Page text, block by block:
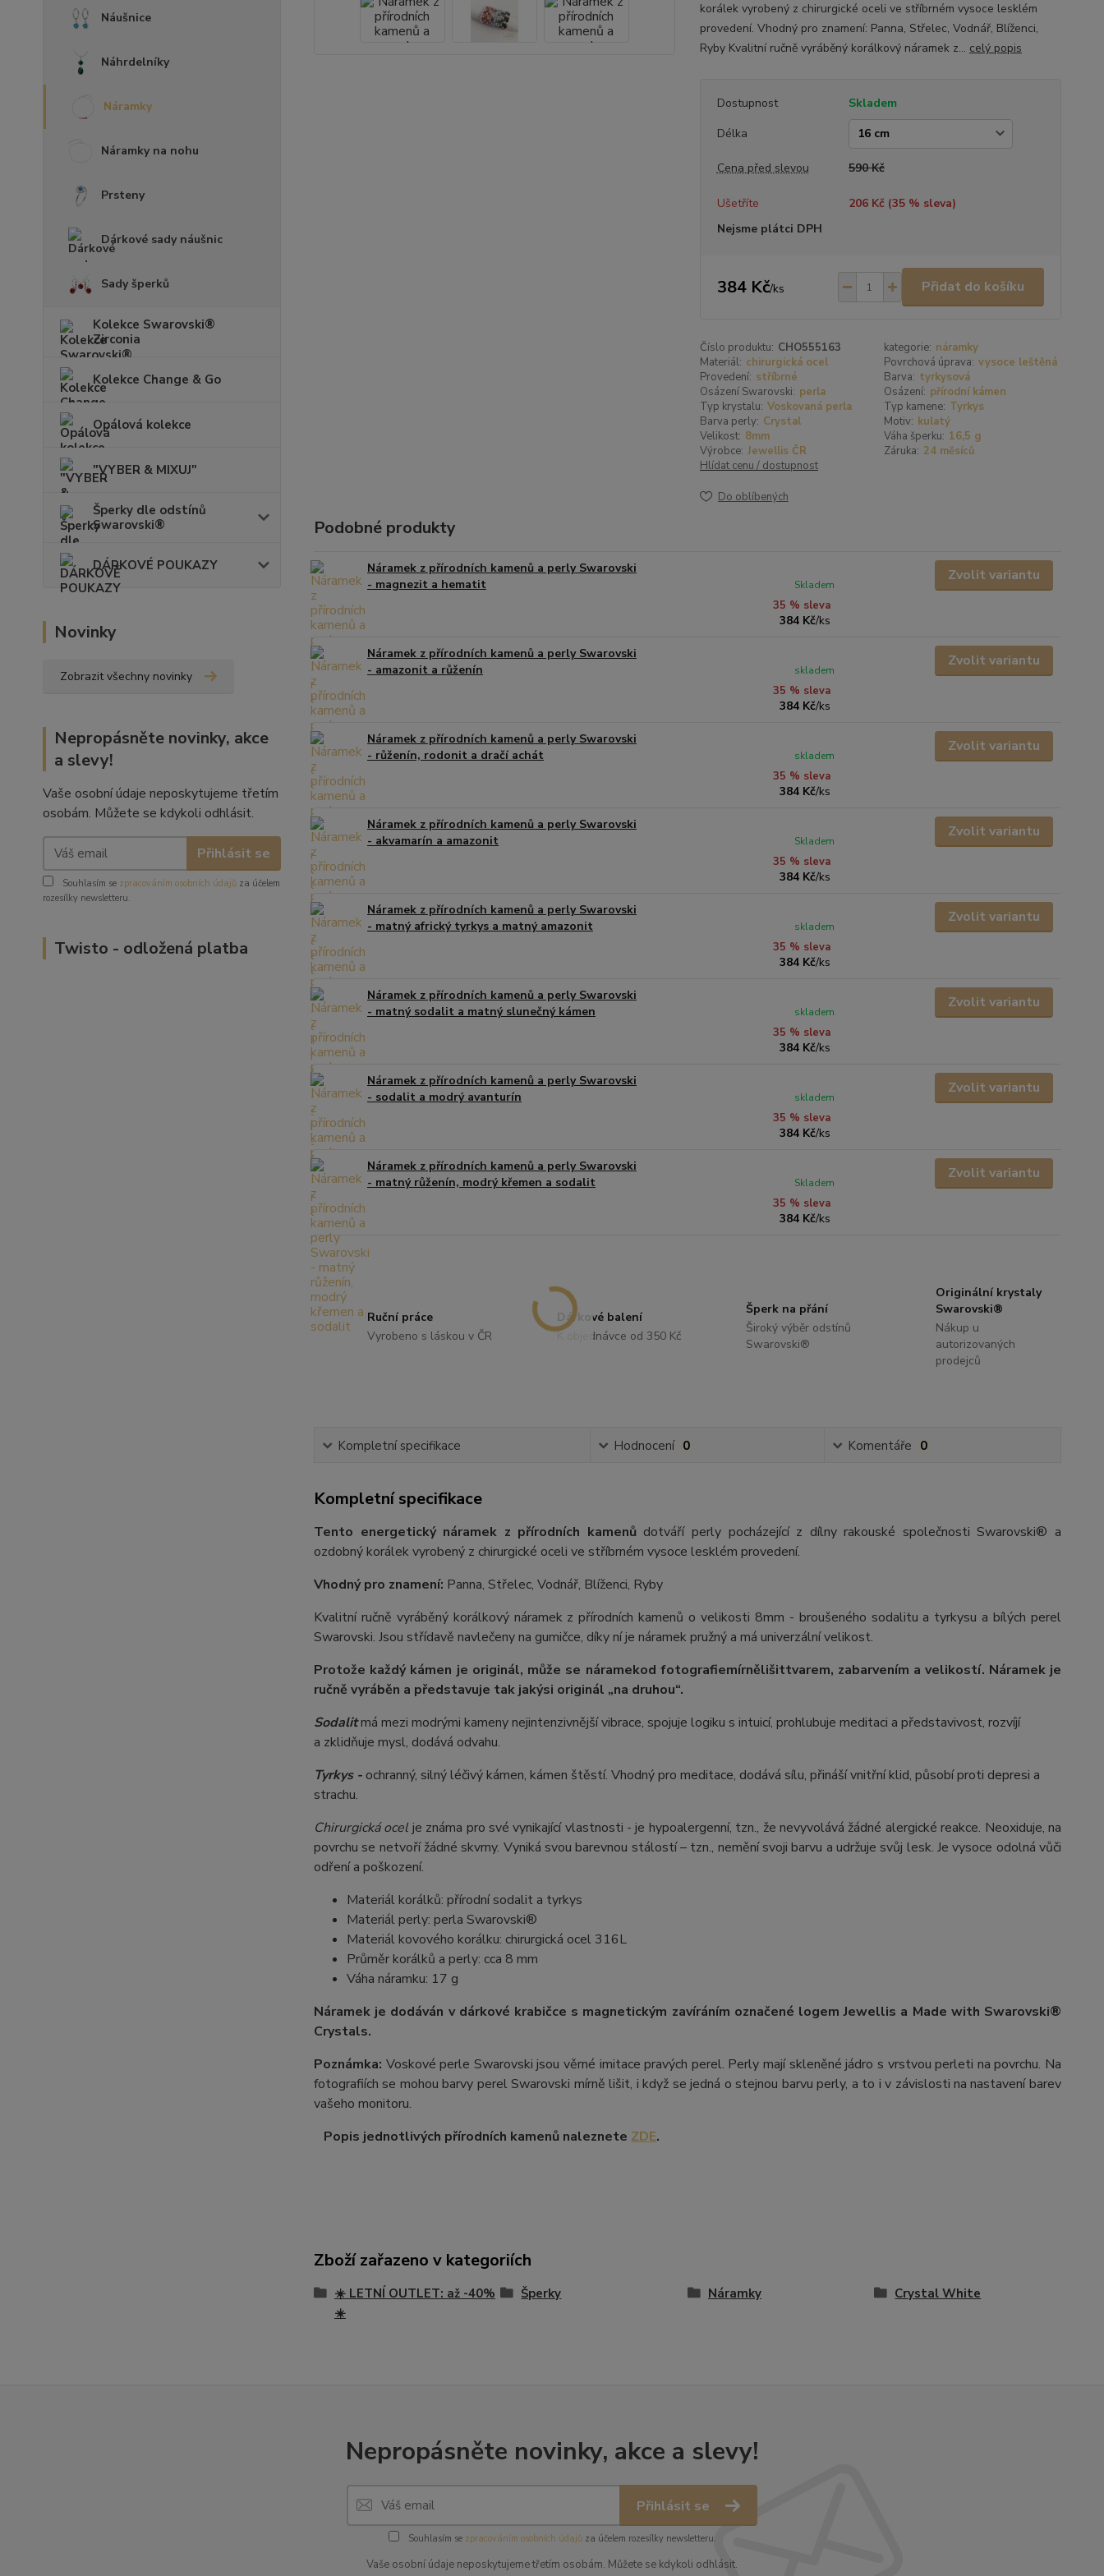
Náušnice
Náhrdelníky
Náramky
Náramky na nohu
Prsteny
Dárkové sady náušnic
Sady šperků
Kolekce Swarovski®
Zirconia
Kolekce Change & Go
Opálová kolekce
"VYBER & MIXUJ"
Šperky dle odstínů
Swarovski®
DÁRKOVÉ POUKAZY
Novinky
Zobrazit všechny novinky
Nepropásněte novinky, akce
a slevy!
Vaše osobní údaje neposkytujeme třetím
osobám. Můžete se kdykoli odhlásit.
Přihlásit se
Souhlasím se zpracováním osobních údajů za účelem
rozesílky newsletteru.
Twisto - odložená platba
korálek vyrobený z chirurgické oceli ve stříbrném vysoce lesklém
provedení. Vhodný pro znamení: Panna, Střelec, Vodnář, Blíženci,
Ryby Kvalitní ručně vyráběný korálkový náramek z... celý popis
Dostupnost
Skladem
Délka
Cena před slevou 590 Kč
Ušetříte 206 Kč (35% sleva)
Nejsme plátci DPH
384 Kč/ks Přidat do košíku
Číslo produktu: CHO555163 kategorie: náramky
Materiál: chirurgická ocel Povrchová úprava: vysoce leštěná
Provedení: stříbrné Barva: tyrkysová
Osázení Swarovski: perla Osázení: přírodní kámen
Typ krystalu: Voskovaná perla Typ kamene: Tyrkys
Barva perly: Crystal Motiv: kulatý
Velikost: 8mm Váha šperku: 16,5 g
Výrobce: Jewellis ČR Záruka: 24 měsíců
Hlídat cenu / dostupnost
Do oblíbených
Podobné produkty
Náramek z přírodních kamenů a perly Swarovski
- magnezit a hematit
35 % sleva
384 Kč/ks
Skladem
Zvolit variantu
Náramek z přírodních kamenů a perly Swarovski
- amazonit a růženín
35 % sleva
384 Kč/ks
skladem
Zvolit variantu
Náramek z přírodních kamenů a perly Swarovski
- růženín, rodonit a dračí achát
35 % sleva
384 Kč/ks
skladem
Zvolit variantu
Náramek z přírodních kamenů a perly Swarovski
- akvamarín a amazonit
35 % sleva
384 Kč/ks
Skladem
Zvolit variantu
Náramek z přírodních kamenů a perly Swarovski
- matný africký tyrkys a matný amazonit
35 % sleva
384 Kč/ks
skladem
Zvolit variantu
Náramek z přírodních kamenů a perly Swarovski
- matný sodalit a matný slunečný kámen
35 % sleva
384 Kč/ks
skladem
Zvolit variantu
Náramek z přírodních kamenů a perly Swarovski
- sodalit a modrý avanturín
35 % sleva
384 Kč/ks
skladem
Zvolit variantu
Náramek z přírodních kamenů a perly Swarovski
- matný růženín, modrý křemen a sodalit
35 % sleva
384 Kč/ks
Skladem
Zvolit variantu
Ruční práce
Vyrobeno s láskou v ČR
Dárkové balení
K objednávce od 350 Kč
Šperk na přání
Široký výběr odstínů
Swarovski®
Originální krystaly
Swarovski®
Nákup u
autorizovaných
prodejců
Kompletní specifikace Hodnocení 0 Komentáře 0
Kompletní specifikace
Tento energetický náramek z přírodních kamenů dotváří perly pocházející z dílny rakouské společnosti Swarovski® a
ozdobný korálek vyrobený z chirurgické oceli ve stříbrném vysoce lesklém provedení.
Vhodný pro znamení: Panna, Střelec, Vodnář, Blíženci, Ryby
Kvalitní ručně vyráběný korálkový náramek z přírodních kamenů o velikosti 8mm - broušeného sodalitu a tyrkysu a bílých perel
Swarovski. Jsou střídavě navlečeny na gumičce, díky ní je náramek pružný a má univerzální velikost.
Protože každý kámen je originál, může se náramekod fotografiemírnělišittvarem, zabarvením a velikostí. Náramek je
ručně vyráběn a představuje tak jakýsi originál „na druhou“.
Sodalitmá mezi modrými kameny nejintenzivnější vibrace, spojuje logiku s intuicí, prohlubuje meditaci a představivost, rozvíjí
a zklidňuje mysl, dodává odvahu.
Tyrkys - ochranný, silný léčivý kámen, kámen štěstí. Vhodný pro meditace, dodává sílu, přináší vnitřní klid, působí proti depresi a
strachu.
Chirurgická ocel je známa pro své vynikající vlastnosti - je hypoalergenní, tzn., že nevyvolává žádné alergické reakce. Neoxiduje, na
povrchu se netvoří žádné skvrny. Vyniká svou barevnou stálostí – tzn., nemění svoji barvu a udržuje svůj lesk. Je vysoce odolná vůči
odření a poškození.
Materiál korálků: přírodní sodalit a tyrkys
Materiál perly: perla Swarovski®
Materiál kovového korálku: chirurgická ocel 316L
Průměr korálků a perly: cca 8 mm
Váha náramku: 17 g
Náramek je dodáván v dárkové krabičce s magnetickým zavíráním označené logem Jewellis a Made with Swarovski®
Crystals.
Poznámka: Voskové perle Swarovski jsou věrné imitace pravých perel. Perly mají skleněné jádro s vrstvou perleti na povrchu. Na
fotografiích se mohou barvy perel Swarovski mírně lišit, i když se jedná o stejnou barvu perly, a to i v závislosti na nastavení barev
vašeho monitoru.
Popis jednotlivých přírodních kamenů naleznete ZDE.
Zboží zařazeno v kategoriích
☀️ LETNÍ OUTLET: až -40%
☀️
Šperky Náramky Crystal White
Nepropásněte novinky, akce a slevy!
Přihlásit se
Souhlasím se zpracováním osobních údajů za účelem rozesílky newsletteru.
Vaše osobní údaje neposkytujeme třetím osobám. Můžete se kdykoli odhlásit.